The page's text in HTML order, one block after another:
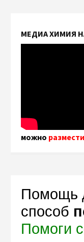
МЕДИА ХИМИЯ
можно
Помощь
способ
Помоги